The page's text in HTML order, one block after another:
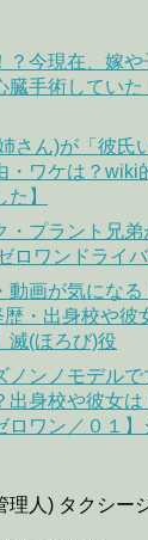
？今現在、嫁
臓手術してい
さん)が「彼氏
・ワケは？wiki
】
・プラント兄
ロワンドライ
動画が気になる
・出身校や彼
滅(ほろび)役
ノンノモデル
出身校や彼女は
ロワン／０１
人) タクシー